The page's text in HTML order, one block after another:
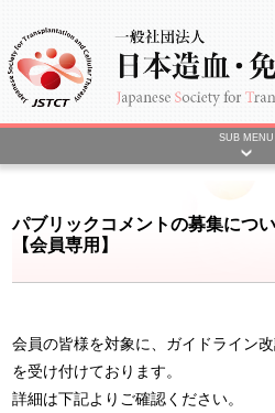
SUB MENU
パブリックコメントの募集につ
【会員専用】
会員の皆様を対象に、ガイドライン
を受け付けております。
詳細は下記よりご確認ください。